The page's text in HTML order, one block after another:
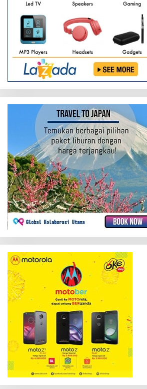
dengan
instasi
terkait
laksanakan
Kegiatan
Ops
Yustisi